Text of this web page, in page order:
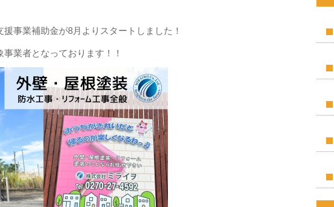
事業補助金が8月よりスタートしました！
業者となっております！！